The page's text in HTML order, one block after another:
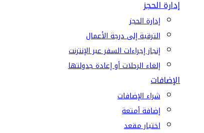
إدارة الحجز
إدارة الحجز
الترقية إلى درجة الأعمال
إنجاز إجراءات السفر عبر الإنترنت
إلغاء الرحلات أو إعادة جدولتها
الإضافات
شراء الإضافات
إضافة أمتعة
اختيار مقعد